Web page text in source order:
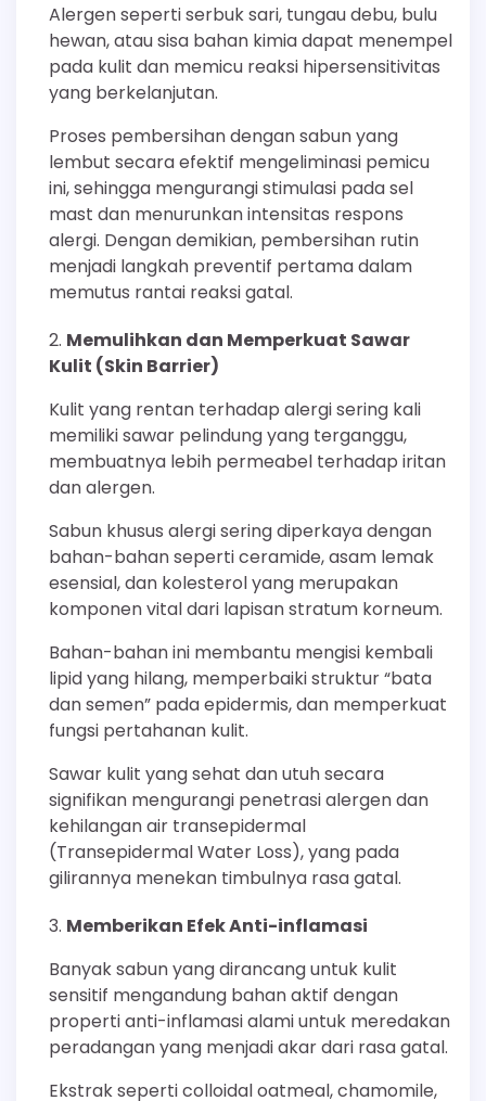
Alergen seperti serbuk sari, tungau debu, bulu
hewan, atau sisa bahan kimia dapat menempel
pada kulit dan memicu reaksi hipersensitivitas
yang berkelanjutan.
Proses pembersihan dengan sabun yang
lembut secara efektif mengeliminasi pemicu
ini, sehingga mengurangi stimulasi pada sel
mast dan menurunkan intensitas respons
alergi. Dengan demikian, pembersihan rutin
menjadi langkah preventif pertama dalam
memutus rantai reaksi gatal.
Memulihkan dan Memperkuat Sawar
Kulit (Skin Barrier)
Kulit yang rentan terhadap alergi sering kali
memiliki sawar pelindung yang terganggu,
membuatnya lebih permeabel terhadap iritan
dan alergen.
Sabun khusus alergi sering diperkaya dengan
bahan-bahan seperti ceramide, asam lemak
esensial, dan kolesterol yang merupakan
komponen vital dari lapisan stratum korneum.
Bahan-bahan ini membantu mengisi kembali
lipid yang hilang, memperbaiki struktur “bata
dan semen” pada epidermis, dan memperkuat
fungsi pertahanan kulit.
Sawar kulit yang sehat dan utuh secara
signifikan mengurangi penetrasi alergen dan
kehilangan air transepidermal
(Transepidermal Water Loss), yang pada
gilirannya menekan timbulnya rasa gatal.
Memberikan Efek Anti-inflamasi
Banyak sabun yang dirancang untuk kulit
sensitif mengandung bahan aktif dengan
properti anti-inflamasi alami untuk meredakan
peradangan yang menjadi akar dari rasa gatal.
Ekstrak seperti colloidal oatmeal, chamomile,